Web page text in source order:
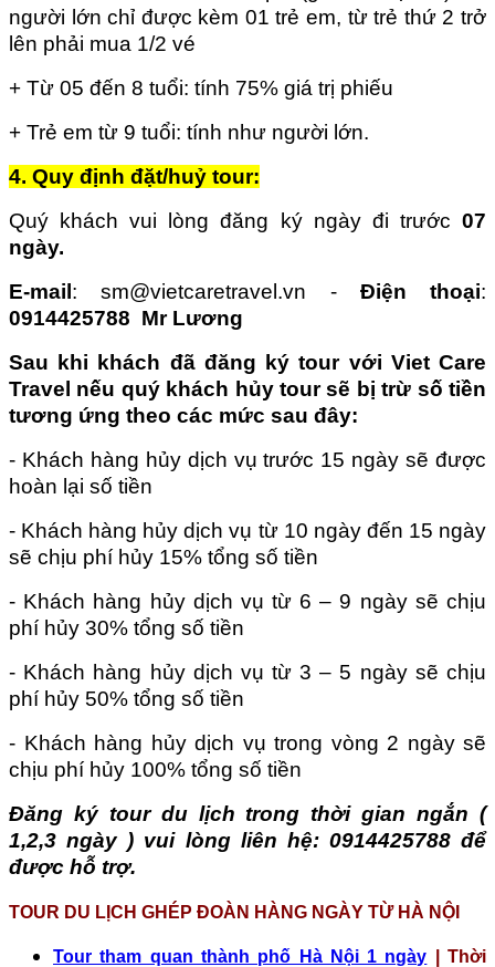
người lớn chỉ được kèm 01 trẻ em, từ trẻ thứ 2 trở
lên phải mua 1/2 vé
+ Từ 05 đến 8 tuổi: tính 75% giá trị phiếu
+ Trẻ em từ 9 tuổi: tính như người lớn.
4. Quy định đặt/huỷ tour:
Quý khách vui lòng đăng ký ngày đi trước 07
ngày.
E-mail: sm@vietcaretravel.vn - Điện thoại:
0914425788 Mr Lương
Sau khi khách đã đăng ký tour với Viet Care
Travel nếu quý khách hủy tour sẽ bị trừ số tiền
tương ứng theo các mức sau đây:
- Khách hàng hủy dịch vụ trước 15 ngày sẽ được
hoàn lại số tiền
- Khách hàng hủy dịch vụ từ 10 ngày đến 15 ngày
sẽ chịu phí hủy 15% tổng số tiền
- Khách hàng hủy dịch vụ từ 6 – 9 ngày sẽ chịu
phí hủy 30% tổng số tiền
- Khách hàng hủy dịch vụ từ 3 – 5 ngày sẽ chịu
phí hủy 50% tổng số tiền
- Khách hàng hủy dịch vụ trong vòng 2 ngày sẽ
chịu phí hủy 100% tổng số tiền
Đăng ký tour du lịch trong thời gian ngắn (
1,2,3 ngày ) vui lòng liên hệ: 0914425788 để
được hỗ trợ.
TOUR DU LỊCH GHÉP ĐOÀN HÀNG NGÀY TỪ HÀ NỘI
Tour tham quan thành phố Hà Nội 1 ngày | Thời